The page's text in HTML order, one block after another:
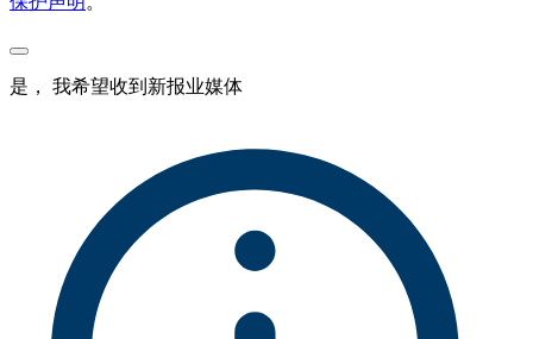
是， 我希望收到新报业媒体